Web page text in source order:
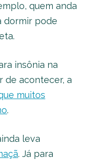
quem anda
dormir pode
insônia na
de acontecer, a
muitos
.
leva
. Já para